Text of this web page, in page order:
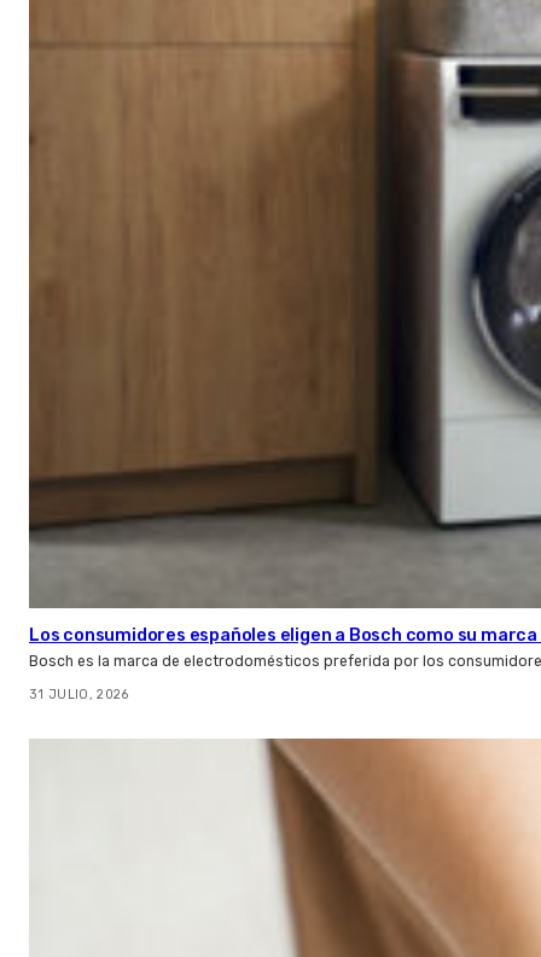
Los consumidores españoles eligen a Bosch como su
Bosch es la marca de electrodomésticos preferida por los
31 JULIO, 2026